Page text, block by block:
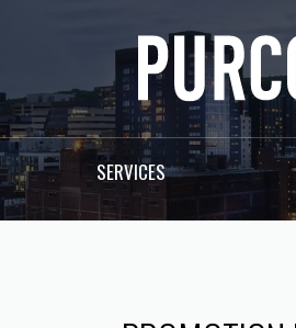
SERVICES